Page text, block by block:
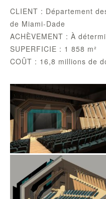
CLIENT : Département
de Miami-Dade
ACHÈVEMENT : À
SUPERFICIE : 1 858 m²
COÛT : 16,8 millions de